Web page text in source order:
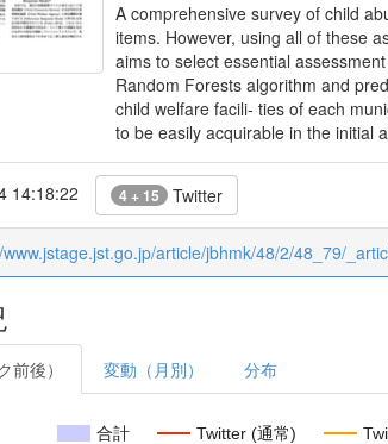
A comprehensive survey of child
items. However, using all of these
aims to select essential
Random Forests algorithm and
child welfare facili- ties of each
to be easily acquirable in the initial
14:18:22 4 + 15 Twitter
article/jbhmk/48/2/48_79/
前後） 変動（月別） 分布
合計 Twitter (通常)